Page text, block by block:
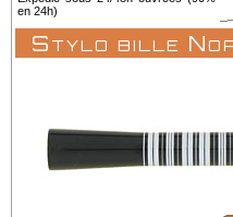
en 24h)
Stylo bille